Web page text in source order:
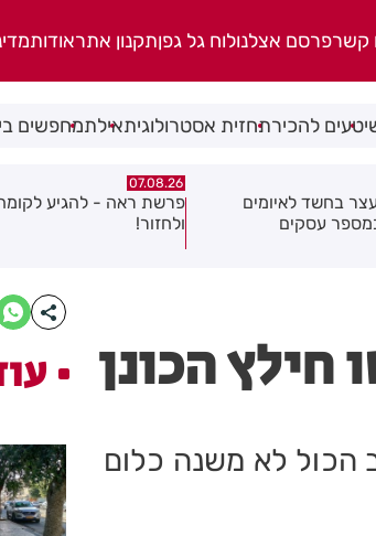
קשרפרסם אצלנולוח גל גפןתקנון אתראודות
טעים להכירתחזית אסטרולוגיתאילתמחפשים
פרשת ראה - להגיע לקומה 20
07.08.26
פצוע בהתהפכות רכב
התעשייה בחולון
חילץ הכונן
הכול לא משנה כלום